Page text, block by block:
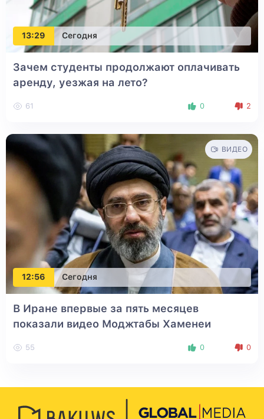
13:29 Сегодня
Зачем студенты продолжают оплачивать
аренду, уезжая на лето?
61 0 2
12:56 Сегодня
ВИДЕО
В Иране впервые за пять месяцев
показали видео Моджтабы Хаменеи
55 0 0